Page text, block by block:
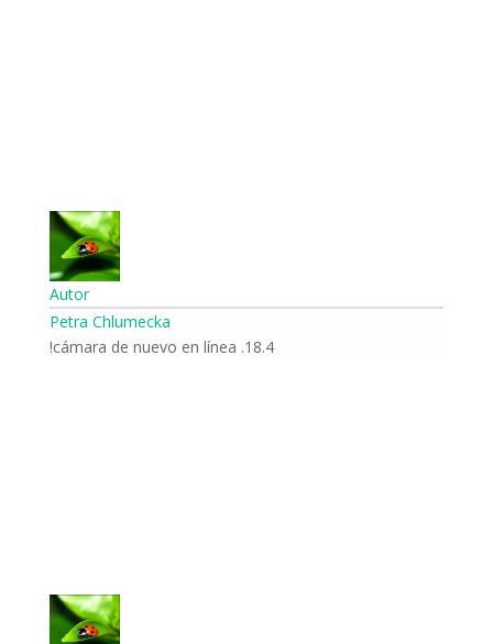
Autor
Petra Chlumecka
18.4. cámara de nuevo en línea!